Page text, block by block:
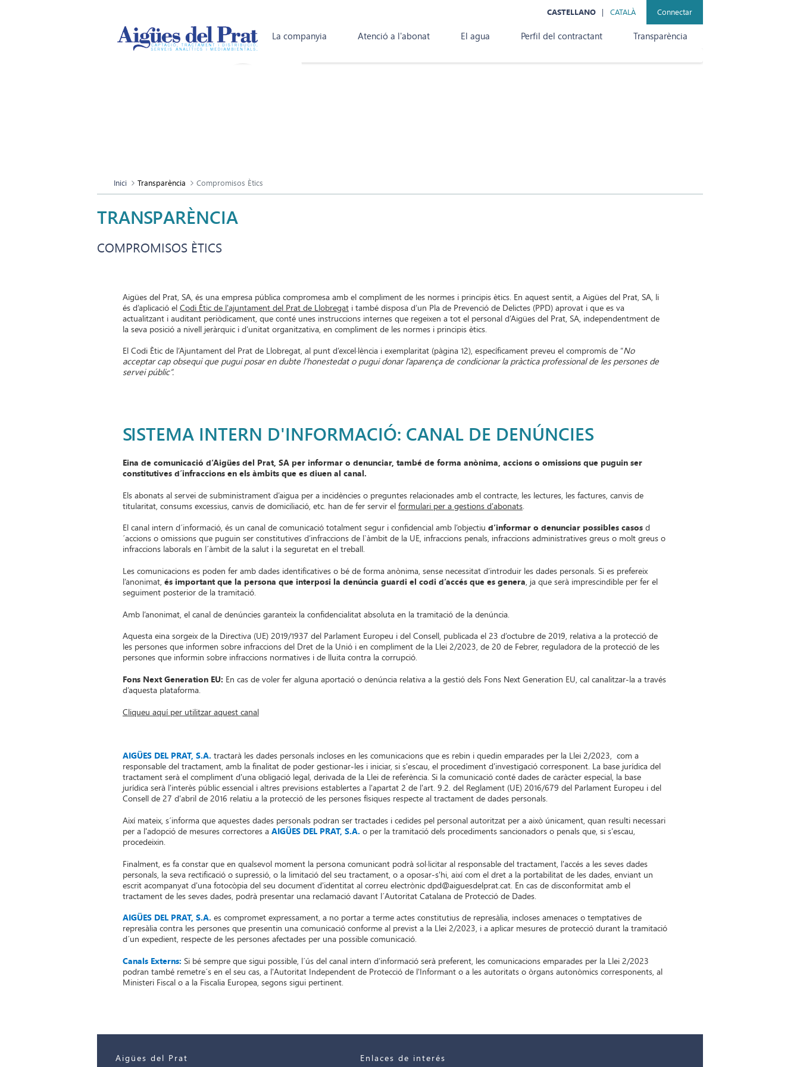
Connectar
CASTELLANO CATALÀ
La companyia Atenció a l'abonat El agua Perfil del contractant Transparència
Inici Transparència Compromisos Ètics
TRANSPARÈNCIA
COMPROMISOS ÈTICS
Aigües del Prat, SA, és una empresa pública compromesa amb el compliment de les normes i principis ètics. En aquest sentit, a Aigües del Prat, SA, li
és d’aplicació el Codi Ètic de l'ajuntament del Prat de Llobregat i també disposa d’un Pla de Prevenció de Delictes (PPD) aprovat i que es va
actualitzant i auditant periòdicament, que conté unes instruccions internes que regeixen a tot el personal d’Aigües del Prat, SA, independentment de
la seva posició a nivell jeràrquic i d’unitat organitzativa, en compliment de les normes i principis ètics.
El Codi Ètic de l’Ajuntament del Prat de Llobregat, al punt d’excel·lència i exemplaritat (pàgina 12), específicament preveu el compromís de “No
acceptar cap obsequi que pugui posar en dubte l’honestedat o pugui donar l’aparença de condicionar la pràctica professional de les persones de
servei públic”.
SISTEMA INTERN D'INFORMACIÓ: CANAL DE DENÚNCIES
Eina de comunicació d’Aigües del Prat, SA per informar o denunciar, també de forma anònima, accions o omissions que puguin ser
constitutives d´infraccions en els àmbits que es diuen al canal.
Els abonats al servei de subministrament d’aigua per a incidències o preguntes relacionades amb el contracte, les lectures, les factures, canvis de
titularitat, consums excessius, canvis de domiciliació, etc. han de fer servir el formulari per a gestions d'abonats.
El canal intern d´informació, és un canal de comunicació totalment segur i confidencial amb l’objectiu d’informar o denunciar possibles casos d
´accions o omissions que puguin ser constitutives d’infraccions de l`àmbit de la UE, infraccions penals, infraccions administratives greus o molt greus o
infraccions laborals en l´àmbit de la salut i la seguretat en el treball.
Les comunicacions es poden fer amb dades identificatives o bé de forma anònima, sense necessitat d’introduir les dades personals. Si es prefereix
l’anonimat, és important que la persona que interposi la denúncia guardi el codi d’accés que es genera, ja que serà imprescindible per fer el
seguiment posterior de la tramitació.
Amb l’anonimat, el canal de denúncies garanteix la confidencialitat absoluta en la tramitació de la denúncia.
Aquesta eina sorgeix de la Directiva (UE) 2019/1937 del Parlament Europeu i del Consell, publicada el 23 d’octubre de 2019, relativa a la protecció de
les persones que informen sobre infraccions del Dret de la Unió i en compliment de la Llei 2/2023, de 20 de Febrer, reguladora de la protecció de les
persones que informin sobre infraccions normatives i de lluita contra la corrupció.
Fons Next Generation EU: En cas de voler fer alguna aportació o denúncia relativa a la gestió dels Fons Next Generation EU, cal canalitzar-la a través
d’aquesta plataforma.
Cliqueu aquí per utilitzar aquest canal
AIGÜES DEL PRAT, S.A. tractarà les dades personals incloses en les comunicacions que es rebin i quedin emparades per la Llei 2/2023, com a
responsable del tractament, amb la finalitat de poder gestionar-les i iniciar, si s'escau, el procediment d'investigació corresponent. La base jurídica del
tractament serà el compliment d'una obligació legal, derivada de la Llei de referència. Si la comunicació conté dades de caràcter especial, la base
jurídica serà l'interès públic essencial i altres previsions establertes a l'apartat 2 de l'art. 9.2. del Reglament (UE) 2016/679 del Parlament Europeu i del
Consell de 27 d'abril de 2016 relatiu a la protecció de les persones físiques respecte al tractament de dades personals.
Així mateix, s´informa que aquestes dades personals podran ser tractades i cedides pel personal autoritzat per a això únicament, quan resulti necessari
per a l'adopció de mesures correctores a AIGÜES DEL PRAT, S.A. o per la tramitació dels procediments sancionadors o penals que, si s'escau,
procedeixin.
Finalment, es fa constar que en qualsevol moment la persona comunicant podrà sol·licitar al responsable del tractament, l'accés a les seves dades
personals, la seva rectificació o supressió, o la limitació del seu tractament, o a oposar-s'hi, així com el dret a la portabilitat de les dades, enviant un
escrit acompanyat d'una fotocòpia del seu document d'identitat al correu electrònic dpd@aiguesdelprat.cat. En cas de disconformitat amb el
tractament de les seves dades, podrà presentar una reclamació davant l´Autoritat Catalana de Protecció de Dades.
AIGÜES DEL PRAT, S.A. es compromet expressament, a no portar a terme actes constitutius de represàlia, incloses amenaces o temptatives de
represàlia contra les persones que presentin una comunicació conforme al previst a la Llei 2/2023, i a aplicar mesures de protecció durant la tramitació
d´un expedient, respecte de les persones afectades per una possible comunicació.
Canals Externs: Si bé sempre que sigui possible, l´ús del canal intern d’informació serà preferent, les comunicacions emparades per la Llei 2/2023
podran també remetre´s en el seu cas, a l'Autoritat Independent de Protecció de l'Informant o a les autoritats o òrgans autonòmics corresponents, al
Ministeri Fiscal o a la Fiscalia Europea, segons sigui pertinent.
Aigües del Prat Enlaces de interés